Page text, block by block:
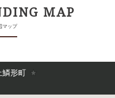
MAP
マップ